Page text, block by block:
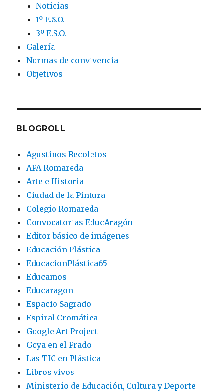
Noticias
1º E.S.O.
3º E.S.O.
Galería
Normas de convivencia
Objetivos
BLOGROLL
Agustinos Recoletos
APA Romareda
Arte e Historia
Ciudad de la Pintura
Colegio Romareda
Convocatorias EducAragón
Editor básico de imágenes
Educación Plástica
EducacionPlástica65
Educamos
Educaragon
Espacio Sagrado
Espiral Cromática
Google Art Project
Goya en el Prado
Las TIC en Plástica
Libros vivos
Ministerio de Educación, Cultura y Deporte